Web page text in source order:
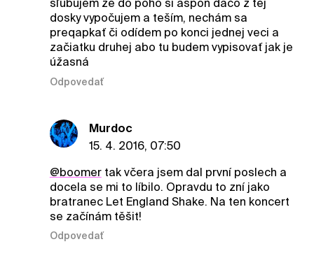
sľubujem že do poho si aspoň dačo z tej
dosky vypočujem a teším, nechám sa
preqapkať či odídem po konci jednej veci a
začiatku druhej abo tu budem vypisovať jak je
úžasná
Odpovedať
Murdoc
15. 4. 2016, 07:50
@boomertak včera jsem dal první poslech a
docela se mi to líbilo. Opravdu to zní jako
bratranec Let England Shake. Na ten koncert
se začínám těšit!
Odpovedať